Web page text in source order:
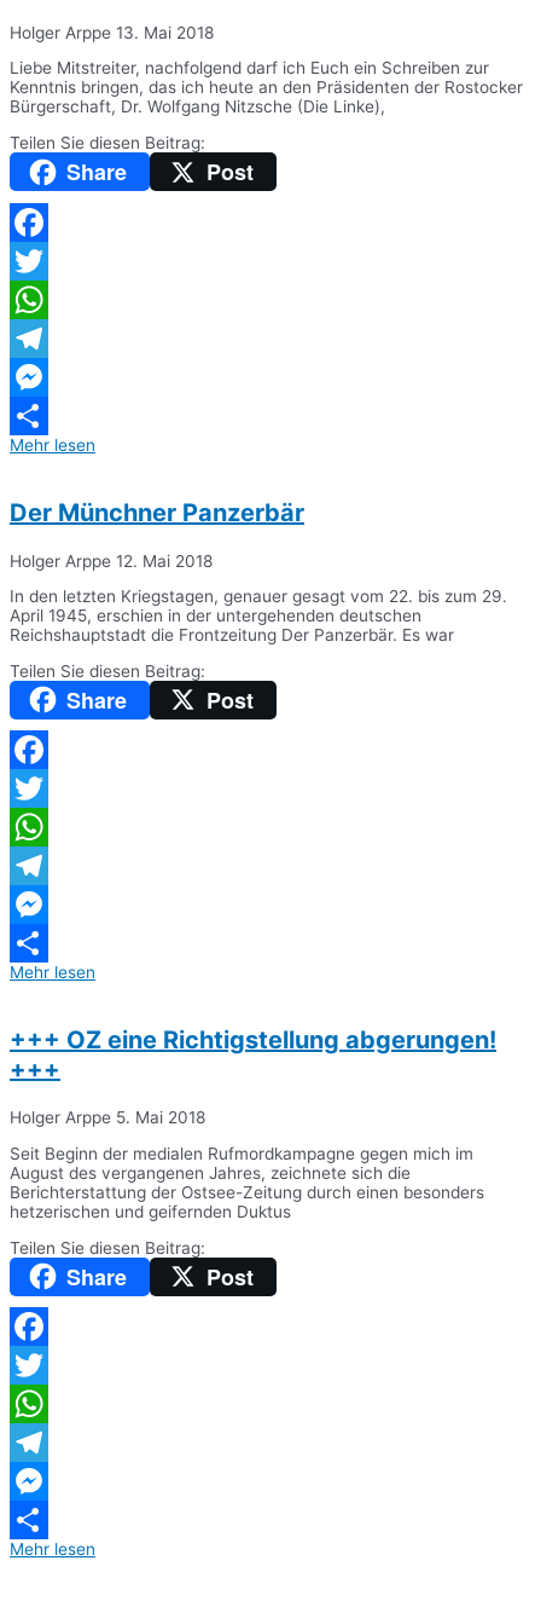
Holger Arppe 13. Mai 2018
Liebe Mitstreiter, nachfolgend darf ich Euch ein Schreiben zur
Kenntnis bringen, das ich heute an den Präsidenten der Rostocker
Bürgerschaft, Dr. Wolfgang Nitzsche (Die Linke),
Teilen Sie diesen Beitrag:
Share Post
Facebook
Twitter
WhatsApp
Telegram
Messenger
Teilen
Mehr lesen
Der Münchner Panzerbär
Holger Arppe 12. Mai 2018
In den letzten Kriegstagen, genauer gesagt vom 22. bis zum 29.
April 1945, erschien in der untergehenden deutschen
Reichshauptstadt die Frontzeitung Der Panzerbär. Es war
Teilen Sie diesen Beitrag:
Share Post
Facebook
Twitter
WhatsApp
Telegram
Messenger
Teilen
Mehr lesen
+++ OZ eine Richtigstellung abgerungen!
+++
Holger Arppe 5. Mai 2018
Seit Beginn der medialen Rufmordkampagne gegen mich im
August des vergangenen Jahres, zeichnete sich die
Berichterstattung der Ostsee-Zeitung durch einen besonders
hetzerischen und geifernden Duktus
Teilen Sie diesen Beitrag:
Share Post
Facebook
Twitter
WhatsApp
Telegram
Messenger
Teilen
Mehr lesen